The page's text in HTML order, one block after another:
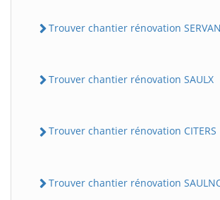
Trouver chantier rénovation
Trouver chantier rénovation SAULX
Trouver chantier rénovation CITERS
Trouver chantier rénovation